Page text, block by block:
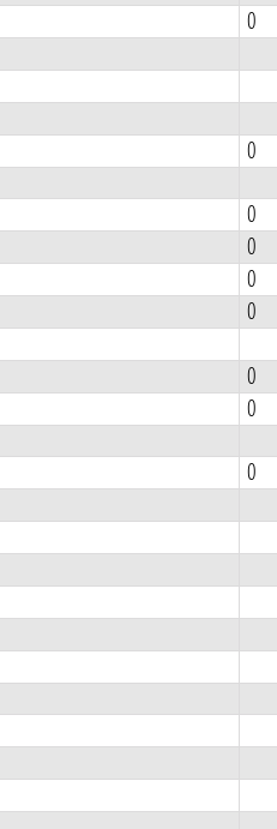
0
0
0
0
0
0
0
0
0